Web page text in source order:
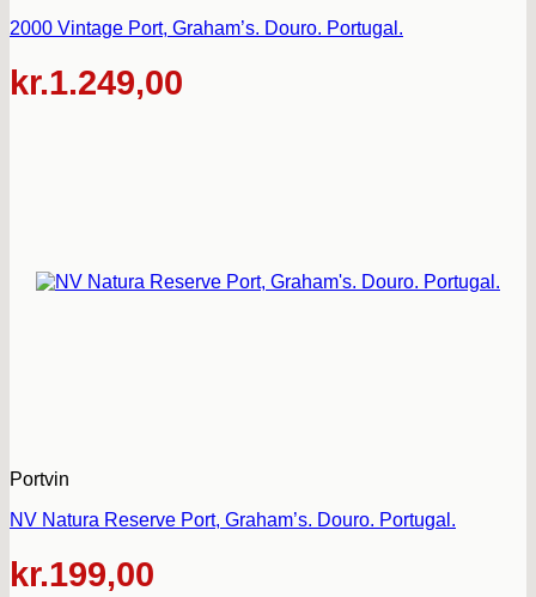
2000 Vintage Port, Graham’s. Douro. Portugal.
kr.1.249,00
Portvin
NV Natura Reserve Port, Graham’s. Douro. Portugal.
kr.199,00